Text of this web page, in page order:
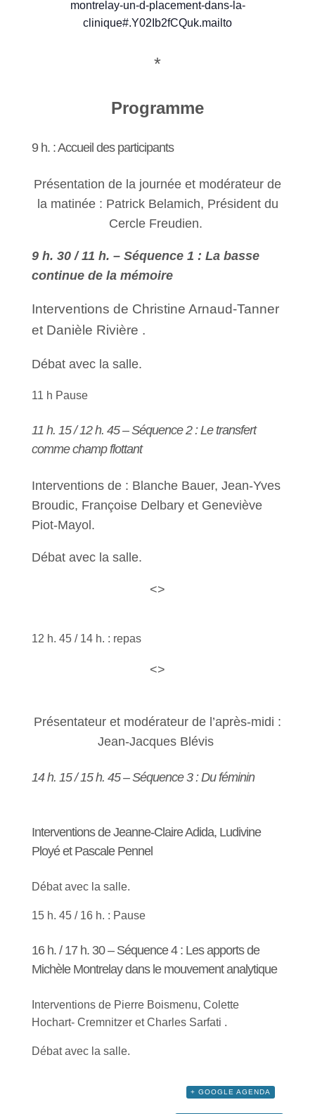
montrelay-un-d-placement-dans-la-
clinique#.Y02Ib2fCQuk.mailto
*
Programme
9 h. : Accueil des participants
Présentation de la journée et modérateur de
la matinée : Patrick Belamich, Président du
Cercle Freudien.
9 h. 30 / 11 h. – Séquence 1 : La basse
continue de la mémoire
Interventions de Christine Arnaud-Tanner
et Danièle Rivière .
Débat avec la salle.
11 h Pause
11 h. 15 / 12 h. 45 – Séquence 2 : Le transfert
comme champ flottant
Interventions de : Blanche Bauer, Jean-Yves
Broudic, Françoise Delbary et Geneviève
Piot-Mayol.
Débat avec la salle.
<>
12 h. 45 / 14 h. : repas
<>
Présentateur et modérateur de l’après-midi :
Jean-Jacques Blévis
14 h. 15 / 15 h. 45 – Séquence 3 : Du féminin
Interventions de Jeanne-Claire Adida, Ludivine
Ployé et Pascale Pennel
Débat avec la salle.
15 h. 45 / 16 h. : Pause
16 h. / 17 h. 30 – Séquence 4 : Les apports de
Michèle Montrelay dans le mouvement analytique
Interventions de Pierre Boismenu, Colette
Hochart- Cremnitzer et Charles Sarfati .
Débat avec la salle.
+ GOOGLE AGENDA